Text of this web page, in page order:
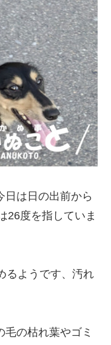
日は日の出前から
26度を指していま
るようです、汚れ
の枯れ葉やゴミ